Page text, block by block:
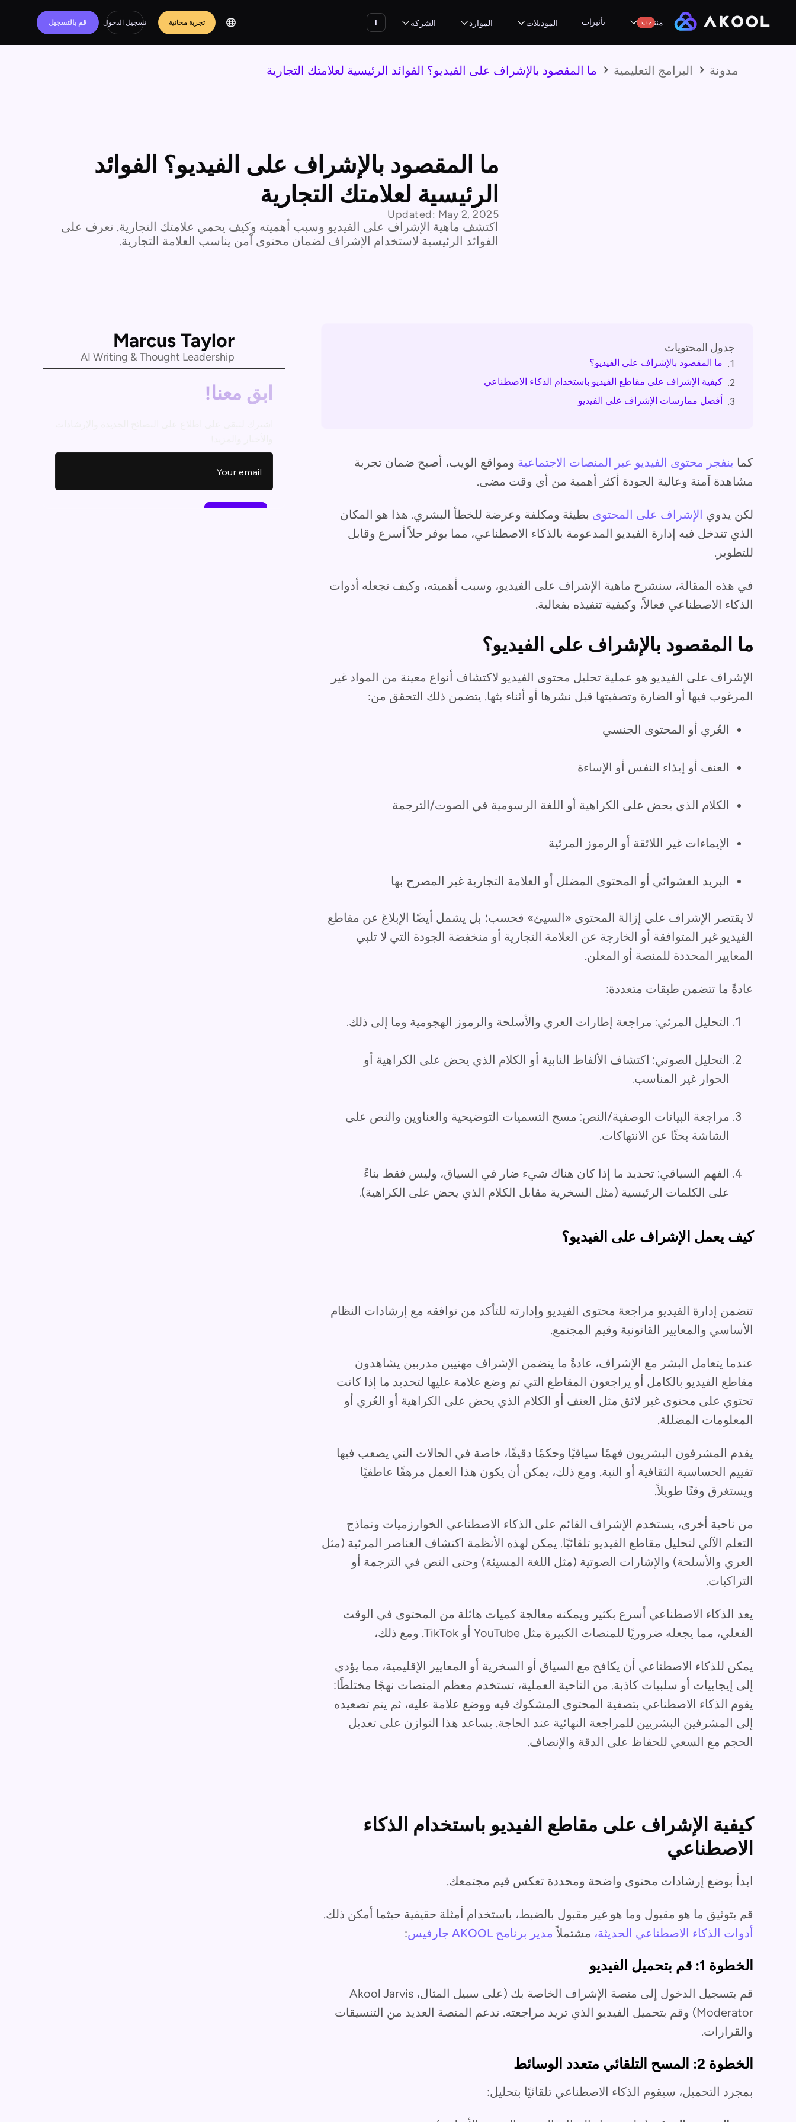
منتجات
جديد تأثيرات الموديلات الموارد الشركة تجربة مجانية تسجيل الدخول قم بالتسجيل
مدونة البرامج التعليمية ما المقصود بالإشراف على الفيديو؟ الفوائد الرئيسية لعلامتك التجارية
ما المقصود بالإشراف على الفيديو؟ الفوائد
الرئيسية لعلامتك التجارية
Updated: May 2, 2025
اكتشف ماهية الإشراف على الفيديو وسبب أهميته وكيف يحمي علامتك التجارية. تعرف على
الفوائد الرئيسية لاستخدام الإشراف لضمان محتوى آمن يناسب العلامة التجارية.
جدول المحتويات
1.
ما المقصود بالإشراف على الفيديو؟
2.
كيفية الإشراف على مقاطع الفيديو باستخدام الذكاء الاصطناعي
3.
أفضل ممارسات الإشراف على الفيديو
كما ينفجر محتوى الفيديو عبر المنصات الاجتماعية ومواقع الويب، أصبح ضمان تجربة
مشاهدة آمنة وعالية الجودة أكثر أهمية من أي وقت مضى.
لكن يدوي الإشراف على المحتوى بطيئة ومكلفة وعرضة للخطأ البشري. هذا هو المكان
الذي تتدخل فيه إدارة الفيديو المدعومة بالذكاء الاصطناعي، مما يوفر حلاً أسرع وقابل
للتطوير.
في هذه المقالة، سنشرح ماهية الإشراف على الفيديو، وسبب أهميته، وكيف تجعله أدوات
الذكاء الاصطناعي فعالاً، وكيفية تنفيذه بفعالية.
ما المقصود بالإشراف على الفيديو؟
الإشراف على الفيديو هو عملية تحليل محتوى الفيديو لاكتشاف أنواع معينة من المواد غير
المرغوب فيها أو الضارة وتصفيتها قبل نشرها أو أثناء بثها. يتضمن ذلك التحقق من:
العُري أو المحتوى الجنسي
العنف أو إيذاء النفس أو الإساءة
الكلام الذي يحض على الكراهية أو اللغة الرسومية في الصوت/الترجمة
الإيماءات غير اللائقة أو الرموز المرئية
البريد العشوائي أو المحتوى المضلل أو العلامة التجارية غير المصرح بها
لا يقتصر الإشراف على إزالة المحتوى «السيئ» فحسب؛ بل يشمل أيضًا الإبلاغ عن مقاطع
الفيديو غير المتوافقة أو الخارجة عن العلامة التجارية أو منخفضة الجودة التي لا تلبي
المعايير المحددة للمنصة أو المعلن.
عادةً ما تتضمن طبقات متعددة:
التحليل المرئي: مراجعة إطارات العري والأسلحة والرموز الهجومية وما إلى ذلك.
التحليل الصوتي: اكتشاف الألفاظ النابية أو الكلام الذي يحض على الكراهية أو
الحوار غير المناسب.
مراجعة البيانات الوصفية/النص: مسح التسميات التوضيحية والعناوين والنص على
الشاشة بحثًا عن الانتهاكات.
الفهم السياقي: تحديد ما إذا كان هناك شيء ضار في السياق، وليس فقط بناءً
على الكلمات الرئيسية (مثل السخرية مقابل الكلام الذي يحض على الكراهية).
كيف يعمل الإشراف على الفيديو؟
تتضمن إدارة الفيديو مراجعة محتوى الفيديو وإدارته للتأكد من توافقه مع إرشادات النظام
الأساسي والمعايير القانونية وقيم المجتمع.
عندما يتعامل البشر مع الإشراف، عادةً ما يتضمن الإشراف مهنيين مدربين يشاهدون
مقاطع الفيديو بالكامل أو يراجعون المقاطع التي تم وضع علامة عليها لتحديد ما إذا كانت
تحتوي على محتوى غير لائق مثل العنف أو الكلام الذي يحض على الكراهية أو العُري أو
المعلومات المضللة.
يقدم المشرفون البشريون فهمًا سياقيًا وحكمًا دقيقًا، خاصة في الحالات التي يصعب فيها
تقييم الحساسية الثقافية أو النية. ومع ذلك، يمكن أن يكون هذا العمل مرهقًا عاطفيًا
ويستغرق وقتًا طويلاً.
من ناحية أخرى، يستخدم الإشراف القائم على الذكاء الاصطناعي الخوارزميات ونماذج
التعلم الآلي لتحليل مقاطع الفيديو تلقائيًا. يمكن لهذه الأنظمة اكتشاف العناصر المرئية (مثل
العري والأسلحة) والإشارات الصوتية (مثل اللغة المسيئة) وحتى النص في الترجمة أو
التراكبات.
يعد الذكاء الاصطناعي أسرع بكثير ويمكنه معالجة كميات هائلة من المحتوى في الوقت
الفعلي، مما يجعله ضروريًا للمنصات الكبيرة مثل YouTube أو TikTok. ومع ذلك،
يمكن للذكاء الاصطناعي أن يكافح مع السياق أو السخرية أو المعايير الإقليمية، مما يؤدي
إلى إيجابيات أو سلبيات كاذبة. من الناحية العملية، تستخدم معظم المنصات نهجًا مختلطًا:
يقوم الذكاء الاصطناعي بتصفية المحتوى المشكوك فيه ووضع علامة عليه، ثم يتم تصعيده
إلى المشرفين البشريين للمراجعة النهائية عند الحاجة. يساعد هذا التوازن على تعديل
الحجم مع السعي للحفاظ على الدقة والإنصاف.
كيفية الإشراف على مقاطع الفيديو باستخدام الذكاء
الاصطناعي
ابدأ بوضع إرشادات محتوى واضحة ومحددة تعكس قيم مجتمعك.
قم بتوثيق ما هو مقبول وما هو غير مقبول بالضبط، باستخدام أمثلة حقيقية حيثما أمكن ذلك.
أدوات الذكاء الاصطناعي الحديثة، مشتملاً مدير برنامج AKOOL جارفيس :
الخطوة 1: قم بتحميل الفيديو
قم بتسجيل الدخول إلى منصة الإشراف الخاصة بك (على سبيل المثال، Akool Jarvis
Moderator) وقم بتحميل الفيديو الذي تريد مراجعته. تدعم المنصة العديد من التنسيقات
والقرارات.
الخطوة 2: المسح التلقائي متعدد الوسائط
بمجرد التحميل، سيقوم الذكاء الاصطناعي تلقائيًا بتحليل:
Marcus Taylor
AI Writing & Thought Leadership
ابق معنا!